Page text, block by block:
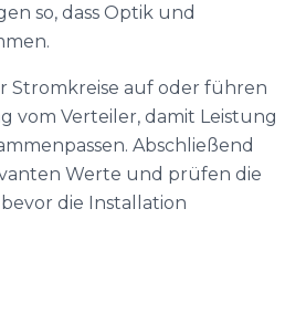
so, dass Optik und
Stromkreise auf oder führen
vom Verteiler, damit Leistung
Abschließend
Werte und prüfen die
die Installation